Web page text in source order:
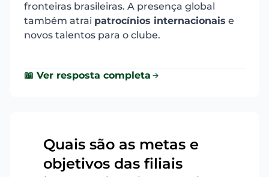
fronteiras brasileiras. A presença global
também atrai patrocínios internacionais e
novos talentos para o clube.
📖 Ver resposta completa
Quais são as metas e
objetivos das filiais